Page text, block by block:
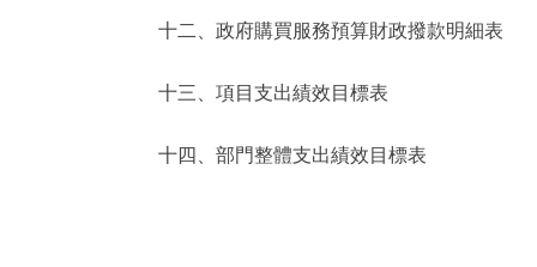
十二、政府購買服務預算財政撥款明細表
十三、項目支出績效目標表
十四、部門整體支出績效目標表